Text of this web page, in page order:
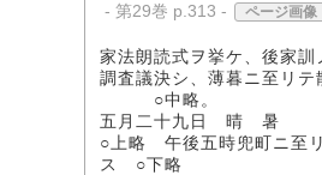
- 第29巻 p.313 - ページ画像
家法朗読式ヲ挙ケ、後家
調査議決シ、薄暮ニ至リ
○中略。
五月二十九日 晴 暑
○上略 午後五時兜町ニ至
ス ○下略